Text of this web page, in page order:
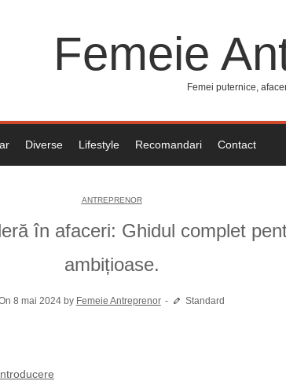
Femeie
Femei puternice,
Diverse Lifestyle Recomandari Contact
ANTREPRENOR
în afaceri: Ghidul complet
ambițioase.
8 mai 2024 by Femeie Antreprenor Standard